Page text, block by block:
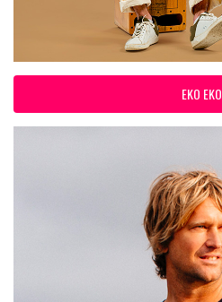
EKO EKO